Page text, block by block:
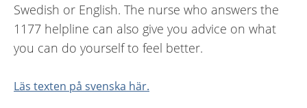
Swedish or English. The nurse who answers the
1177 helpline can also give you advice on what
you can do yourself to feel better.
Läs texten på svenska här.